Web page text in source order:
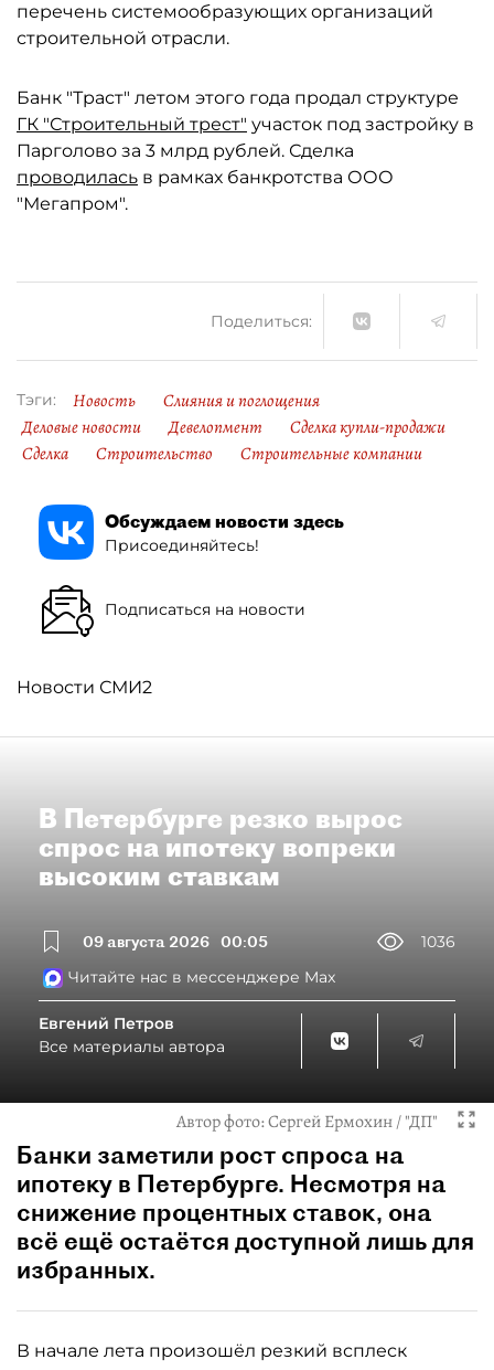
перечень системообразующих организаций
строительной отрасли.
Банк "Траст" летом этого года продал структуре
ГК "Строительный трест" участок под застройку в
Парголово за 3 млрд рублей. Сделка
проводилась в рамках банкротства ООО
"Мегапром".
Поделиться:
Тэги: Новость
Слияния и поглощения
Деловые новости
Девелопмент
Сделка купли-продажи
Сделка
Строительство Строительные компании
Обсуждаем новости здесь
Присоединяйтесь!
Подписаться на новости
Новости СМИ2
В Петербурге резко вырос
спрос на ипотеку вопреки
высоким ставкам
09 августа 2026 00:05
1036
Читайте нас в мессенджере Max
Евгений Петров
Все материалы автора
Автор фото:Сергей Ермохин / "ДП"
Банки заметили рост спроса на
ипотеку в Петербурге. Несмотря на
снижение процентных ставок, она
всё ещё остаётся доступной лишь для
избранных.
В начале лета произошёл резкий всплеск